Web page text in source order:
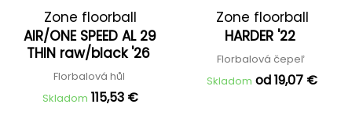
Zone floorball
AIR/ONE SPEED AL 29
THIN raw/black '26
Florbalová hůl
Skladom 115,53 €
Zone floorball
HARDER '22
Florbalová čepeľ
Skladom od 19,07 €